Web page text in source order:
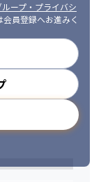
ープ・プライバシ
員登録へお進みく